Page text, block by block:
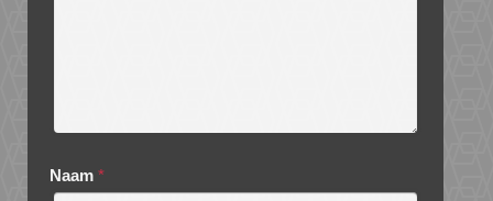
Naam *